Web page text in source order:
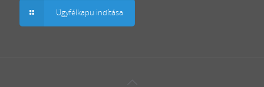
Ügyfélkapu indítása